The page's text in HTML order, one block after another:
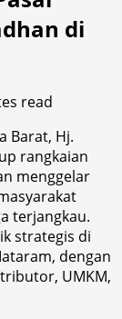
di
read
Barat, Hj.
rangkaian
menggelar
terjangkau.
strategis di
dengan
UMKM,